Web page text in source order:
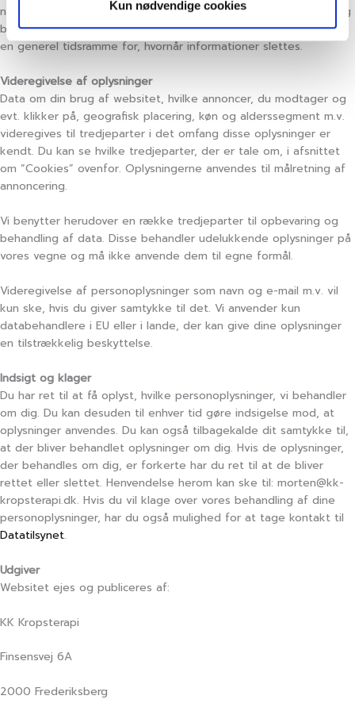
Kun nødvendige cookies
nødvendige. Perioden afhænger af karakteren af oplysningen og
baggrunden for opbevaring. Det er derfor ikke muligt at angive
en generel tidsramme for, hvornår informationer slettes.
Videregivelse af oplysninger
Data om din brug af websitet, hvilke annoncer, du modtager og
evt. klikker på, geografisk placering, køn og alderssegment m.v.
videregives til tredjeparter i det omfang disse oplysninger er
kendt. Du kan se hvilke tredjeparter, der er tale om, i afsnittet
om ”Cookies” ovenfor. Oplysningerne anvendes til målretning af
annoncering.
Vi benytter herudover en række tredjeparter til opbevaring og
behandling af data. Disse behandler udelukkende oplysninger på
vores vegne og må ikke anvende dem til egne formål.
Videregivelse af personoplysninger som navn og e-mail m.v. vil
kun ske, hvis du giver samtykke til det. Vi anvender kun
databehandlere i EU eller i lande, der kan give dine oplysninger
en tilstrækkelig beskyttelse.
Indsigt og klager
Du har ret til at få oplyst, hvilke personoplysninger, vi behandler
om dig. Du kan desuden til enhver tid gøre indsigelse mod, at
oplysninger anvendes. Du kan også tilbagekalde dit samtykke til,
at der bliver behandlet oplysninger om dig. Hvis de oplysninger,
der behandles om dig, er forkerte har du ret til at de bliver
rettet eller slettet. Henvendelse herom kan ske til: morten@kk-
kropsterapi.dk. Hvis du vil klage over vores behandling af dine
personoplysninger, har du også mulighed for at tage kontakt til
Datatilsynet.
Udgiver
Websitet ejes og publiceres af:
KK Kropsterapi
Finsensvej 6A
2000 Frederiksberg